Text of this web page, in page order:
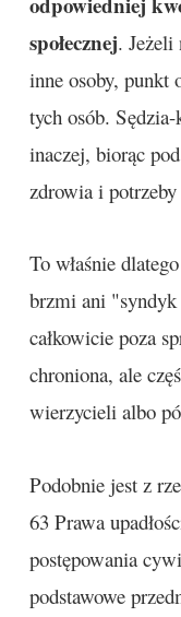
społecznej. Jeżeli
inne osoby, punkt
tych osób.
inaczej, biorąc
zdrowia i
To właśnie
brzmi ani "syndyk
całkowicie poza
chroniona, ale
wierzycieli albo
Podobnie jest z
63 Prawa
postępowania
podstawowe